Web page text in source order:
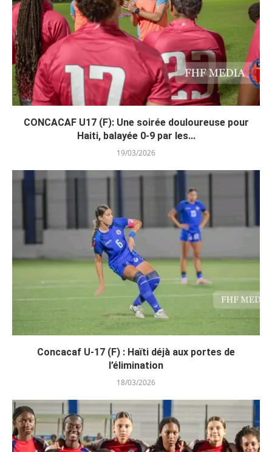
CONCACAF U17 (F): Une soirée douloureuse pour
Haiti, balayée 0-9 par les...
19/03/2026
Concacaf U-17 (F) : Haïti déjà aux portes de
l’élimination
18/03/2026